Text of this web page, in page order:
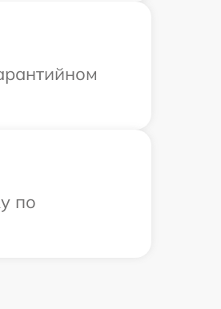
по